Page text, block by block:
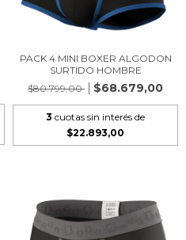
PACK 4 MINI BOXER ALGODON
SURTIDO HOMBRE
$80.799,00
$68.679,00
3 cuotas sin interés de
$22.893,00